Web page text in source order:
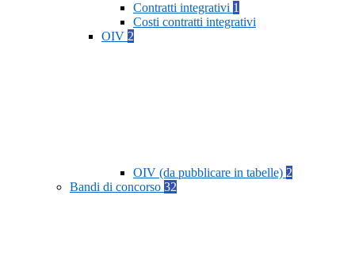
Contratti integrativi 1
Costi contratti integrativi
OIV 2
OIV (da pubblicare in tabelle) 2
Bandi di concorso 32